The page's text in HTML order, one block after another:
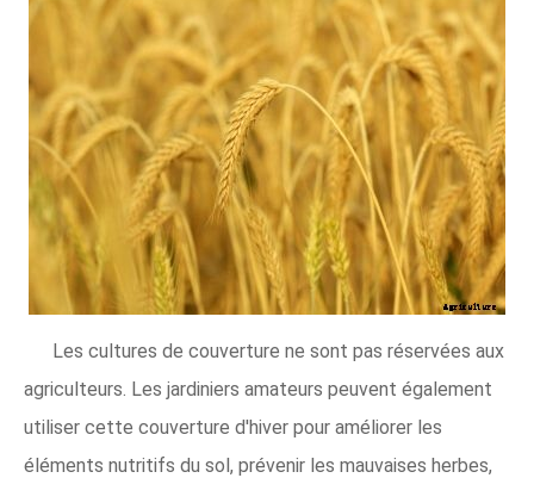
Les cultures de couverture ne sont pas réservées aux
agriculteurs. Les jardiniers amateurs peuvent également
utiliser cette couverture d'hiver pour améliorer les
éléments nutritifs du sol, prévenir les mauvaises herbes,